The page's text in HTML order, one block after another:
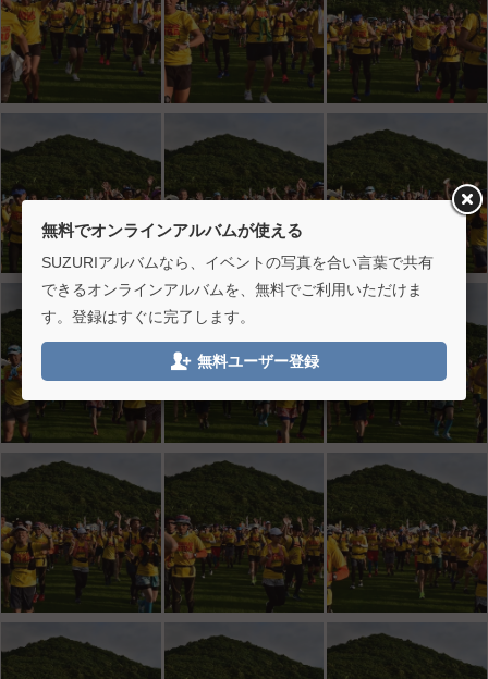
無料でオンラインアルバムが使える
SUZURIアルバムなら、イベントの写真を合い言葉で共有
できるオンラインアルバムを、無料でご利用いただけま
す。登録はすぐに完了します。
 無料ユーザー登録